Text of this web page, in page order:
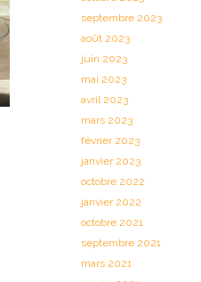
septembre 2023
août 2023
juin 2023
mai 2023
avril 2023
mars 2023
février 2023
janvier 2023
octobre 2022
janvier 2022
octobre 2021
septembre 2021
mars 2021